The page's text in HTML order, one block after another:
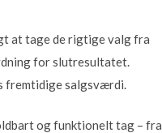
at tage de rigtige valg fra
for slutresultatet.
fremtidige salgsværdi.
og funktionelt tag – fra